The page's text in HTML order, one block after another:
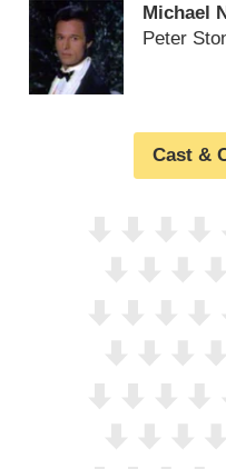
Michael
Peter
Cast &